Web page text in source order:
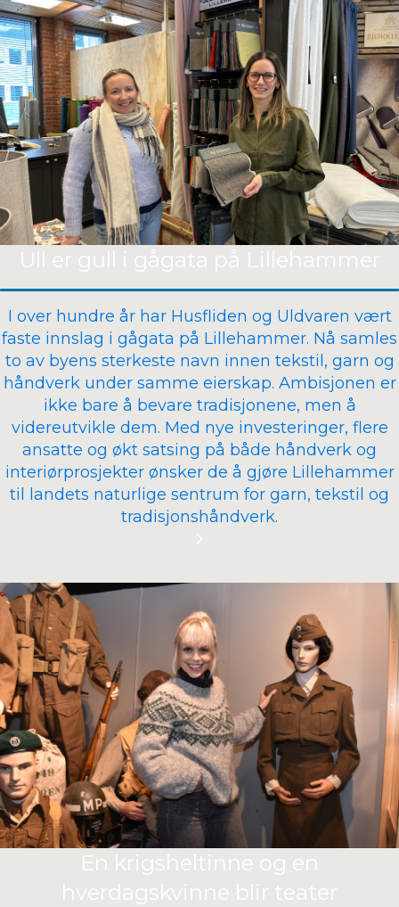
Ull er gull i gågata på Lillehammer
I over hundre år har Husfliden og Uldvaren vært
faste innslag i gågata på Lillehammer. Nå samles
to av byens sterkeste navn innen tekstil, garn og
håndverk under samme eierskap. Ambisjonen er
ikke bare å bevare tradisjonene, men å
videreutvikle dem. Med nye investeringer, flere
ansatte og økt satsing på både håndverk og
interiørprosjekter ønsker de å gjøre Lillehammer
til landets naturlige sentrum for garn, tekstil og
tradisjonshåndverk.
En krigsheltinne og en
hverdagskvinne blir teater